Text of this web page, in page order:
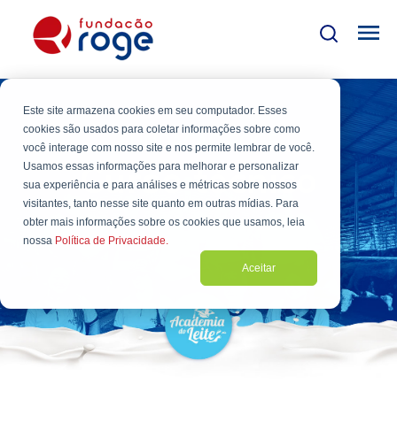
Este site armazena cookies em seu computador. Esses
cookies são usados para coletar informações sobre como
você interage com nosso site e nos permite lembrar de você.
Usamos essas informações para melhorar e personalizar
sua experiência e para análises e métricas sobre nossos
visitantes, tanto nesse site quanto em outras mídias. Para
obter mais informações sobre os cookies que usamos, leia
nossa Política de Privacidade.
Aceitar
FUNDAÇÃO ROGE
Curso técnico